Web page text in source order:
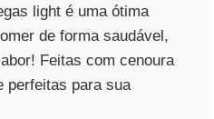
light é uma ótima
de forma saudável,
Feitas com cenoura
perfeitas para sua